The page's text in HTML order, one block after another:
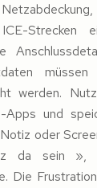
Strecken
werden.
Apps und
oder
da sein »,
Die